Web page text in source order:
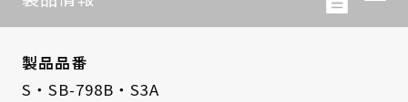
製品品番
S・SB-798B・S3A